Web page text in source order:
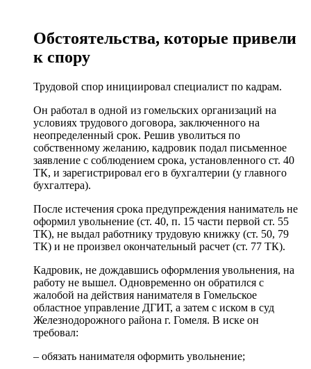
Обстоятельства, которые привели
к спору
Трудовой спор инициировал специалист по кадрам.
Он работал в одной из гомельских организаций на
условиях трудового договора, заключенного на
неопределенный срок. Решив уволиться по
собственному желанию, кадровик подал письменное
заявление с соблюдением срока, установленного ст. 40
ТК, и зарегистрировал его в бухгалтерии (у главного
бухгалтера).
После истечения срока предупреждения наниматель не
оформил увольнение (ст. 40, п. 15 части первой ст. 55
ТК), не выдал работнику трудовую книжку (ст. 50, 79
ТК) и не произвел окончательный расчет (ст. 77 ТК).
Кадровик, не дождавшись оформления увольнения, на
работу не вышел. Одновременно он обратился с
жалобой на действия нанимателя в Гомельское
областное управление ДГИТ, а затем с иском в суд
Железнодорожного района г. Гомеля. В иске он
требовал:
– обязать нанимателя оформить увольнение;